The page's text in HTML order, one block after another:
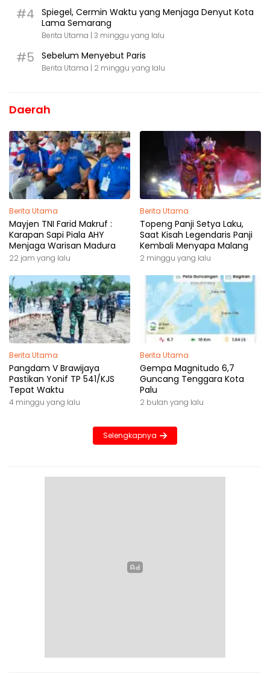
#4
Spiegel, Cermin Waktu yang Menjaga Denyut Kota
Lama Semarang
Berita Utama | 3 minggu yang lalu
#5 Sebelum Menyebut Paris
Berita Utama | 2 minggu yang lalu
Daerah
Berita Utama
Mayjen TNI Farid Makruf :
Karapan Sapi Piala AHY
Menjaga Warisan Madura
22 jam yang lalu
Berita Utama
Topeng Panji Setya Laku,
Saat Kisah Legendaris Panji
Kembali Menyapa Malang
2 minggu yang lalu
Berita Utama
Pangdam V Brawijaya
Pastikan Yonif TP 541/KJS
Tepat Waktu
4 minggu yang lalu
Berita Utama
Gempa Magnitudo 6,7
Guncang Tenggara Kota
Palu
2 bulan yang lalu
Selengkapnya